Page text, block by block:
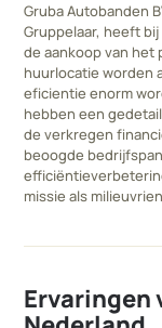
Gruba Autobanden
Gruppelaar, heeft
de aankoop van het
huurlocatie worden
eficientie enorm
hebben een
de verkregen
beoogde
missie als
Ervaringen